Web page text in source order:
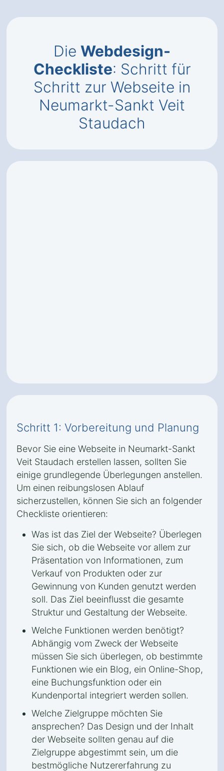
Die Webdesign-
Checkliste: Schritt für
Schritt zur Webseite in
Neumarkt-Sankt Veit
Staudach
Schritt 1: Vorbereitung und Planung
Bevor Sie eine Webseite in Neumarkt-Sankt
Veit Staudach erstellen lassen, sollten Sie
einige grundlegende Überlegungen anstellen.
Um einen reibungslosen Ablauf
sicherzustellen, können Sie sich an folgender
Checkliste orientieren:
Was ist das Ziel der Webseite? Überlegen
Sie sich, ob die Webseite vor allem zur
Präsentation von Informationen, zum
Verkauf von Produkten oder zur
Gewinnung von Kunden genutzt werden
soll. Das Ziel beeinflusst die gesamte
Struktur und Gestaltung der Webseite.
Welche Funktionen werden benötigt?
Abhängig vom Zweck der Webseite
müssen Sie sich überlegen, ob bestimmte
Funktionen wie ein Blog, ein Online-Shop,
eine Buchungsfunktion oder ein
Kundenportal integriert werden sollen.
Welche Zielgruppe möchten Sie
ansprechen? Das Design und der Inhalt
der Webseite sollten genau auf die
Zielgruppe abgestimmt sein, um die
bestmögliche Nutzererfahrung zu